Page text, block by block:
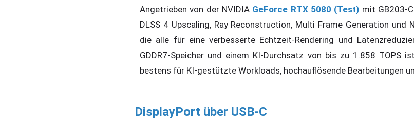
Angetrieben von der NVIDIA GeForce RTX 5080 (Test) mit GB203-
DLSS 4 Upscaling, Ray Reconstruction, Multi Frame Generation und
die alle für eine verbesserte Echtzeit-Rendering und
GDDR7-Speicher und einem KI-Durchsatz von bis zu 1.858 TOPS
bestens für KI-gestützte Workloads, hochauflösende Bearbeitungen
DisplayPort über USB-C